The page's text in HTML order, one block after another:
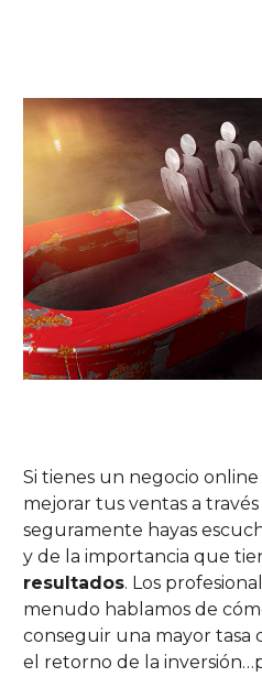
Si tienes un negocio
mejorar tus ventas a
seguramente hayas
y de la importancia que
resultados. Los
menudo hablamos de
conseguir una mayor tasa
el retorno de la